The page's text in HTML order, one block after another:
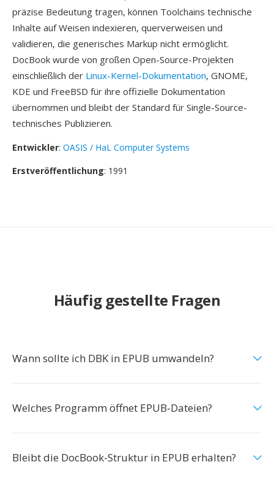
präzise Bedeutung tragen, können Toolchains technische
Inhalte auf Weisen indexieren, querverweisen und
validieren, die generisches Markup nicht ermöglicht.
DocBook wurde von großen Open-Source-Projekten
einschließlich der Linux-Kernel-Dokumentation, GNOME,
KDE und FreeBSD für ihre offizielle Dokumentation
übernommen und bleibt der Standard für Single-Source-
technisches Publizieren.
Entwickler: OASIS / HaL Computer Systems
Erstveröffentlichung: 1991
Häufig gestellte Fragen
Wann sollte ich DBK in EPUB umwandeln?
Welches Programm öffnet EPUB-Dateien?
Bleibt die DocBook-Struktur in EPUB erhalten?